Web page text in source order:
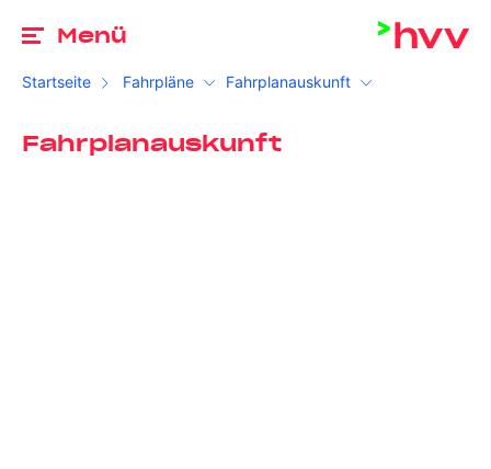
Menü
Startseite Fahrpläne Fahrplanauskunft
Fahrplanauskunft